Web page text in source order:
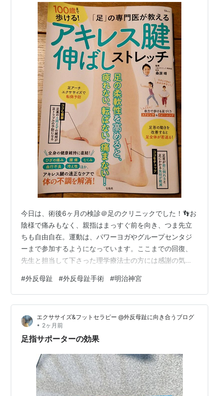
今日は、術後6ヶ月の検診＠足のクリニックでした！👣お
陰様で痛みもなく、親指はまっすぐ前を向き、つま先立
ちも自由自在。運動は、パワーヨガやグループセンタジ
ーまで参加するようになっています。ここまでの回復、
先生と担当して下さった理学療法士の方には感謝の気持
察するなり・・先生：「はい、もう今回で卒業。次回は
一年後に診せてね。」私：「一年後というと、術後一年
後になる12月ということですね？」先生：「いや、今日
から一年後。来年の６月に診せてもらいます。」私：
「ヽ(ﾟoﾟ;)ノ」 術後、定期的に診て頂いてリハビリ指導
も受けていたので安心でしたがこれからは、…
#外反母趾 #外反母趾手術 #明治神宮
エクササイズ&フットセラピー @外反母趾に向き合うブログ
• 2ヶ月前
足指サポーターの効果